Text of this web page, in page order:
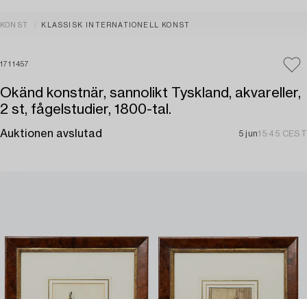
KONST KLASSISK INTERNATIONELL KONST
1711457
Okänd konstnär, sannolikt Tyskland, akvareller,
2 st, fågelstudier, 1800-tal.
Auktionen avslutad 5 jun15:45 CEST